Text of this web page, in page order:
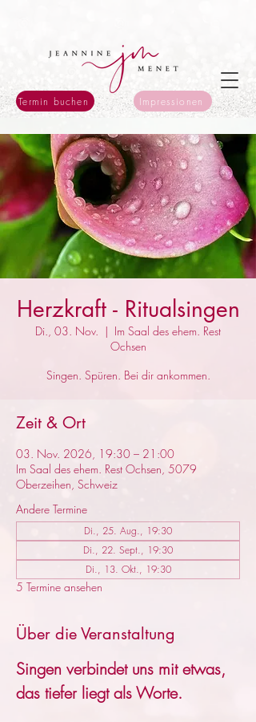
Termin buchen Impressionen
Herzkraft - Ritualsingen
Di., 03. Nov.
  |
Im Saal des ehem. Rest
Ochsen
Singen. Spüren. Bei dir ankommen.
Zeit & Ort
03. Nov. 2026, 19:30 – 21:00
Im Saal des ehem. Rest Ochsen, 5079
Oberzeihen, Schweiz
Andere Termine
Di., 25. Aug., 19:30
Di., 22. Sept., 19:30
Di., 13. Okt., 19:30
5 Termine ansehen
Über die Veranstaltung
Singen verbindet uns mit etwas,
das tiefer liegt als Worte.